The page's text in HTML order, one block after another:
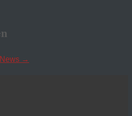
→